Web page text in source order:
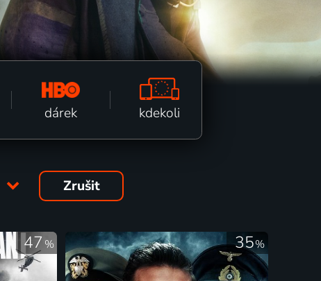
dárek kdekoli
Zrušit
47 % 35%